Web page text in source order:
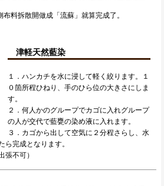
料拆散開做成「流蘇」就算完成了。
津軽天然藍染
１．ハンカチを水に浸して軽く絞ります。１
０箇所程ひねり、手のひら位の大きさにしま
す。
２．何人かのグループでカゴに入れグループ
の人が交代で藍甕の染め液に入れます。
３．カゴから出して空気に２分程さらし、水
ら完成となります。
不可）